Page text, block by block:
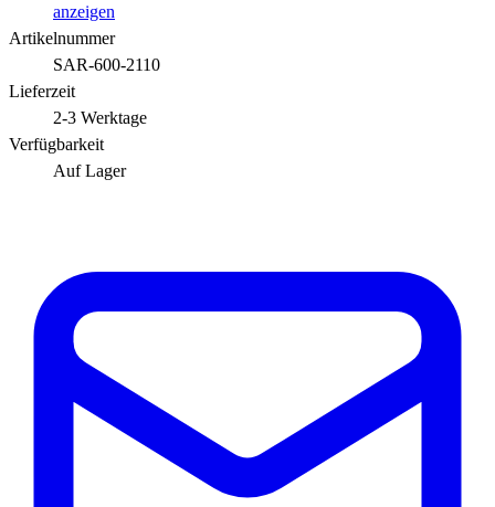
anzeigen
Artikelnummer
SAR-600-2110
Lieferzeit
2-3 Werktage
Verfügbarkeit
Auf Lager